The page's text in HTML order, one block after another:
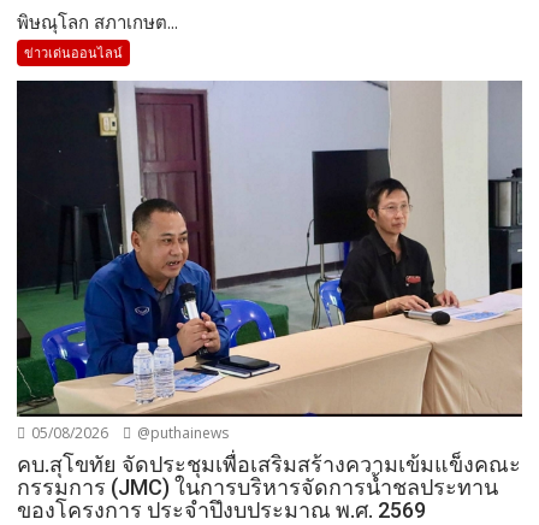
พิษณุโลก สภาเกษต...
ข่าวเด่นออนไลน์
05/08/2026 @puthainews
คบ.สุโขทัย จัดประชุมเพื่อเสริมสร้างความเข้มแข็งคณะ
กรรมการ (JMC) ในการบริหารจัดการน้ำชลประทาน
ของโครงการ ประจำปึงบประมาณ พ.ศ. 2569